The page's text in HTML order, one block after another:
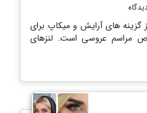
گزینه های آرایش و میکاپ برای
مراسم عروسی است. لنزهای